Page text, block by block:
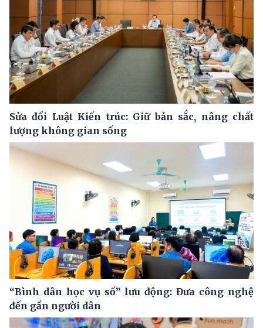
Sửa đổi Luật Kiến trúc: Giữ bản sắc, nâng chất
lượng không gian sống
“Bình dân học vụ số” lưu động: Đưa công nghệ
đến gần người dân